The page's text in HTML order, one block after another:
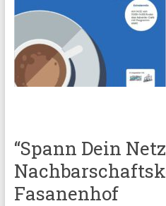
“Spann Dein
Fasanenhof